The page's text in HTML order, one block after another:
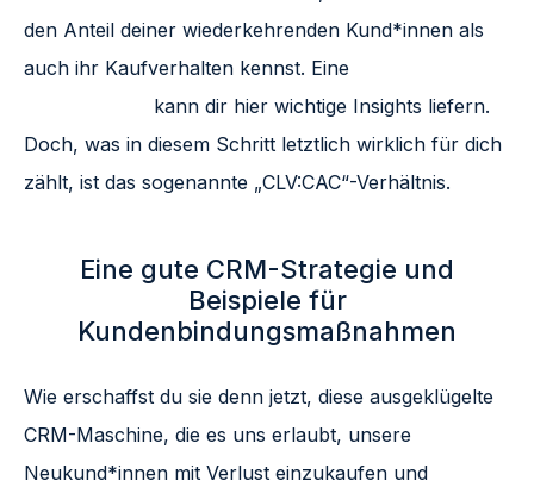
den Anteil deiner wiederkehrenden Kund*innen als
auch ihr Kaufverhalten kennst. Eine
kann dir hier wichtige Insights liefern.
Doch, was in diesem Schritt letztlich wirklich für dich
zählt, ist das sogenannte „CLV:CAC“-Verhältnis.
Eine gute CRM-Strategie und
Beispiele für
Kundenbindungsmaßnahmen
Wie erschaffst du sie denn jetzt, diese ausgeklügelte
CRM-Maschine, die es uns erlaubt, unsere
Neukund*innen mit Verlust einzukaufen und